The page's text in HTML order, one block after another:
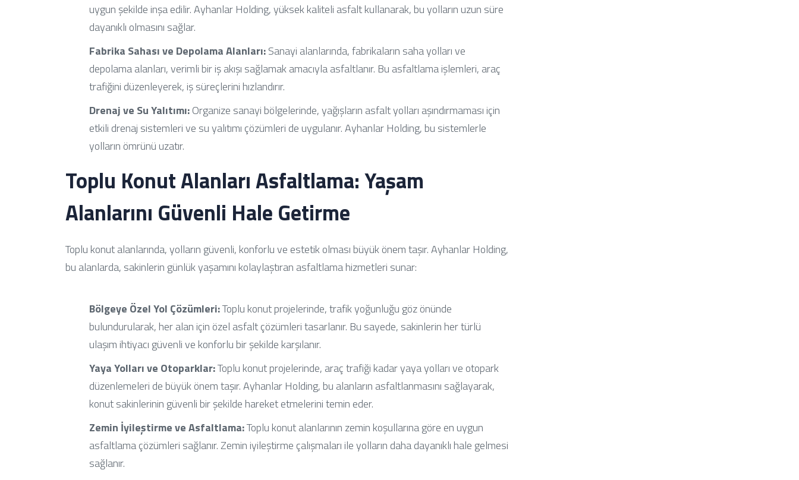
uygun şekilde inşa edilir. Ayhanlar Holding, yüksek kaliteli asfalt kullanarak, bu yolların uzun süre
dayanıklı olmasını sağlar.
Fabrika Sahası ve Depolama Alanları:Sanayi alanlarında, fabrikaların saha yolları ve
depolama alanları, verimli bir iş akışı sağlamak amacıyla asfaltlanır. Bu asfaltlama işlemleri, araç
trafiğini düzenleyerek, iş süreçlerini hızlandırır.
Drenaj ve Su Yalıtımı:Organize sanayi bölgelerinde, yağışların asfalt yolları aşındırmaması için
etkili drenaj sistemleri ve su yalıtımı çözümleri de uygulanır. Ayhanlar Holding, bu sistemlerle
yolların ömrünü uzatır.
Toplu Konut Alanları Asfaltlama: Yaşam
Alanlarını Güvenli Hale Getirme
Toplu konut alanlarında, yolların güvenli, konforlu ve estetik olması büyük önem taşır. Ayhanlar Holding,
bu alanlarda, sakinlerin günlük yaşamını kolaylaştıran asfaltlama hizmetleri sunar:
Bölgeye Özel Yol Çözümleri:Toplu konut projelerinde, trafik yoğunluğu göz önünde
bulundurularak, her alan için özel asfalt çözümleri tasarlanır. Bu sayede, sakinlerin her türlü
ulaşım ihtiyacı güvenli ve konforlu bir şekilde karşılanır.
Yaya Yolları ve Otoparklar:Toplu konut projelerinde, araç trafiği kadar yaya yolları ve otopark
düzenlemeleri de büyük önem taşır. Ayhanlar Holding, bu alanların asfaltlanmasını sağlayarak,
konut sakinlerinin güvenli bir şekilde hareket etmelerini temin eder.
Zemin İyileştirme ve Asfaltlama:Toplu konut alanlarının zemin koşullarına göre en uygun
asfaltlama çözümleri sağlanır. Zemin iyileştirme çalışmaları ile yolların daha dayanıklı hale gelmesi
sağlanır.